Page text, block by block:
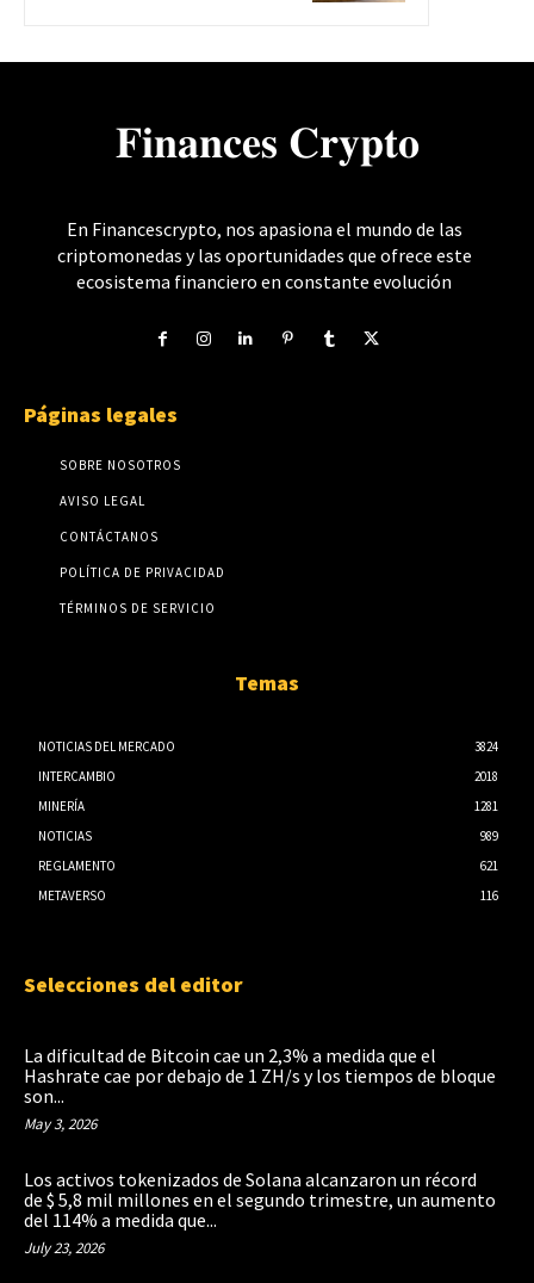
𝐅𝐢𝐧𝐚𝐧𝐜𝐞𝐬 𝐂𝐫𝐲𝐩𝐭𝐨
En Financescrypto, nos apasiona el mundo de las
criptomonedas y las oportunidades que ofrece este
ecosistema financiero en constante evolución
Páginas legales
SOBRE NOSOTROS
AVISO LEGAL
CONTÁCTANOS
POLÍTICA DE PRIVACIDAD
TÉRMINOS DE SERVICIO
Temas
NOTICIAS DEL MERCADO
3824
INTERCAMBIO
2018
MINERÍA
1281
NOTICIAS
989
REGLAMENTO
621
METAVERSO
116
Selecciones del editor
La dificultad de Bitcoin cae un 2,3% a medida que el
Hashrate cae por debajo de 1 ZH/s y los tiempos de bloque
son...
May 3, 2026
Los activos tokenizados de Solana alcanzaron un récord
de $ 5,8 mil millones en el segundo trimestre, un aumento
del 114% a medida que...
July 23, 2026